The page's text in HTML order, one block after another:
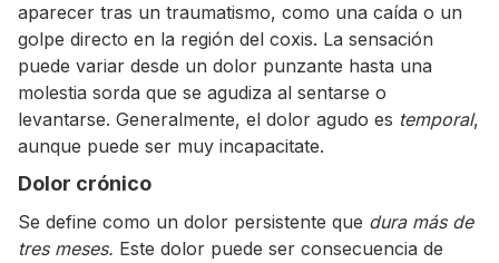
aparecer tras un traumatismo, como una caída o un
golpe directo en la región del coxis. La sensación
puede variar desde un dolor punzante hasta una
molestia sorda que se agudiza al sentarse o
levantarse. Generalmente, el dolor agudo es temporal,
aunque puede ser muy incapacitate.
Dolor crónico
Se define como un dolor persistente que dura más de
tres meses. Este dolor puede ser consecuencia de